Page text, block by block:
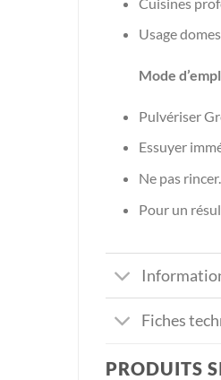
Usage
Mode
Pulvériser
Essuyer
Ne pas rincer.
Pour un
Fiches
PRODUITS